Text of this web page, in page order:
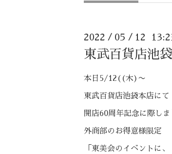
2022 / 05 / 12
東武百貨店池
本日5/12((木)〜
東武百貨店池袋本店にて
開店60周年記念に際しま
外商部のお得意様限定
「東美会の イベントに、